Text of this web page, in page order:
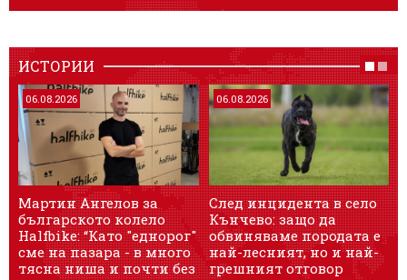
ИСТОРИИ
06.08.2026
Мартин Ангелов за
българското колело
Halfbike: “Като "еднорог"
сме на пазара - в много
тясна ниша и почти без
06.08.2026
След инцидента в село
Кънчево: защо да
обвиняваме породата е
най-лесният, но и най-
грешният отговор